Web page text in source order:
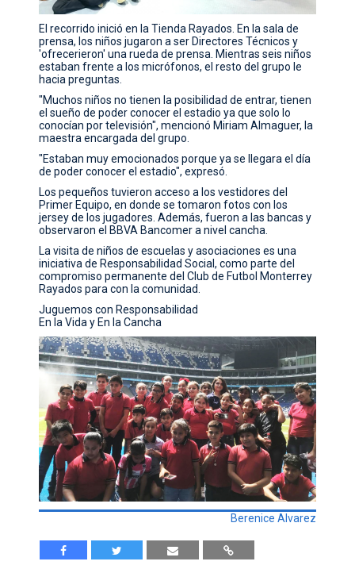
El recorrido inició en la Tienda Rayados. En la sala de
prensa, los niños jugaron a ser Directores Técnicos y
'ofrecerieron' una rueda de prensa. Mientras seis niños
estaban frente a los micrófonos, el resto del grupo le
hacia preguntas.
"Muchos niños no tienen la posibilidad de entrar, tienen
el sueño de poder conocer el estadio ya que solo lo
conocían por televisión", mencionó Miriam Almaguer, la
maestra encargada del grupo.
"Estaban muy emocionados porque ya se llegara el día
de poder conocer el estadio", expresó.
Los pequeños tuvieron acceso a los vestidores del
Primer Equipo, en donde se tomaron fotos con los
jersey de los jugadores. Además, fueron a las bancas y
observaron el BBVA Bancomer a nivel cancha.
La visita de niños de escuelas y asociaciones es una
iniciativa de Responsabilidad Social, como parte del
compromiso permanente del Club de Futbol Monterrey
Rayados para con la comunidad.
Juguemos con Responsabilidad
En la Vida y En la Cancha
Berenice Alvarez